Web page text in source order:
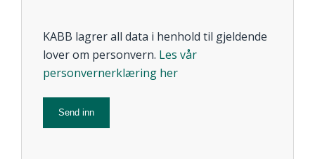
KABB
KABB lagrer all data i henhold til gjeldende
lover om personvern. Les vår
personvernerklæring her